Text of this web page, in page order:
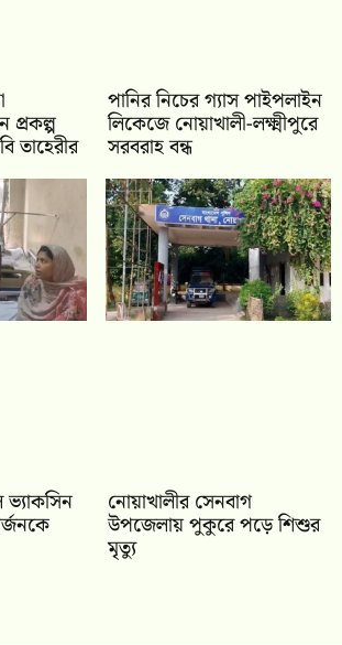
প্রকল্প
তাহেরীর
পানির নিচের গ্যাস পাইপলাইন
লিকেজে নোয়াখালী-লক্ষ্মীপুরে
সরবরাহ বন্ধ
ভ্যাকসিন নোয়াখালীর সেনবাগ
উপজেলায় পুকুরে পড়ে শিশুর
মৃত্যু